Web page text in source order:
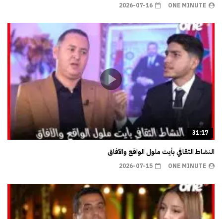
ONE MINUTE
2026-07-16
31:17
النشاط الثقافي بأيت ملول الواقع والآفاق
ONE MINUTE
2026-07-15